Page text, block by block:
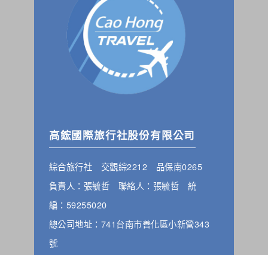
高鋐國際旅行社股份有限公司
綜合旅行社 交觀綜2212 品保南0265
負責人：張毓哲 聯絡人：張毓哲 統
編：59255020
總公司地址：741台南市善化區小新營343
號